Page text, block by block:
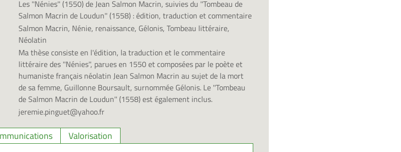
Les ''Nénies'' (1550) de Jean Salmon Macrin, suivies du ''Tombeau de
Salmon Macrin de Loudun'' (1558) : édition, traduction et commentaire
Salmon Macrin, Nénie, renaissance, Gélonis, Tombeau littéraire,
Néolatin
Ma thèse consiste en l'édition, la traduction et le commentaire
littéraire des ''Nénies'', parues en 1550 et composées par le poète et
humaniste français néolatin Jean Salmon Macrin au sujet de la mort
de sa femme, Guillonne Boursault, surnommée Gélonis. Le ''Tombeau
de Salmon Macrin de Loudun'' (1558) est également inclus.
jeremie.pinguet@yahoo.fr
Valorisation